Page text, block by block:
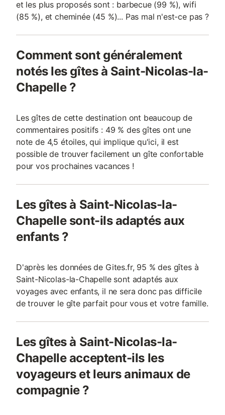
et les plus proposés sont : barbecue (99 %), wifi
(85 %), et cheminée (45 %)... Pas mal n'est-ce pas ?
Comment sont généralement
notés les gîtes à Saint-Nicolas-la-
Chapelle ?
Les gîtes de cette destination ont beaucoup de
commentaires positifs : 49 % des gîtes ont une
note de 4,5 étoiles, qui implique qu'ici, il est
possible de trouver facilement un gîte confortable
pour vos prochaines vacances !
Les gîtes à Saint-Nicolas-la-
Chapelle sont-ils adaptés aux
enfants ?
D'après les données de Gites.fr, 95 % des gîtes à
Saint-Nicolas-la-Chapelle sont adaptés aux
voyages avec enfants, il ne sera donc pas difficile
de trouver le gîte parfait pour vous et votre famille.
Les gîtes à Saint-Nicolas-la-
Chapelle acceptent-ils les
voyageurs et leurs animaux de
compagnie ?